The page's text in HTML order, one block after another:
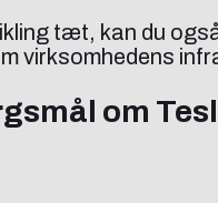
tæt, kan du
virksomhedens
om